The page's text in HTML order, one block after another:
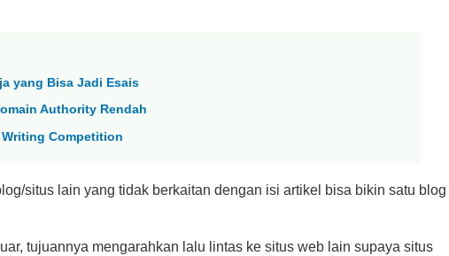
yang Bisa Jadi Esais
Authority Rendah
Competition
situs lain yang tidak berkaitan dengan isi artikel bisa bikin satu blog
tujuannya mengarahkan lalu lintas ke situs web lain supaya situs